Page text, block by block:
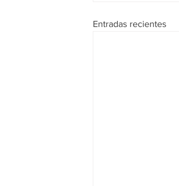
Entradas recientes